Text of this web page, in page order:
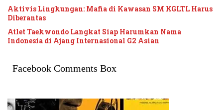
Aktivis Lingkungan: Mafia di Kawasan SM KGLTL Harus
Diberantas
Atlet Taekwondo Langkat Siap Harumkan Nama
Indonesia di Ajang Internasional G2 Asian
Facebook Comments Box